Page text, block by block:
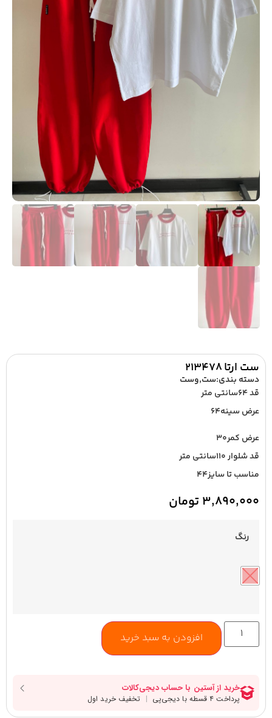
ست ارتا ۲۱۳۴۷۸
دسته بندی:ست,وست
قد ۶۴سانتی متر
عرض سینه۶۴
عرض کمر۳۰
قد شلوار ۱۱۰سانتی متر
مناسب تا سایز۴۴
۳,۸۹۰,۰۰۰ تومان
رنگ
افزودن به سبد خرید